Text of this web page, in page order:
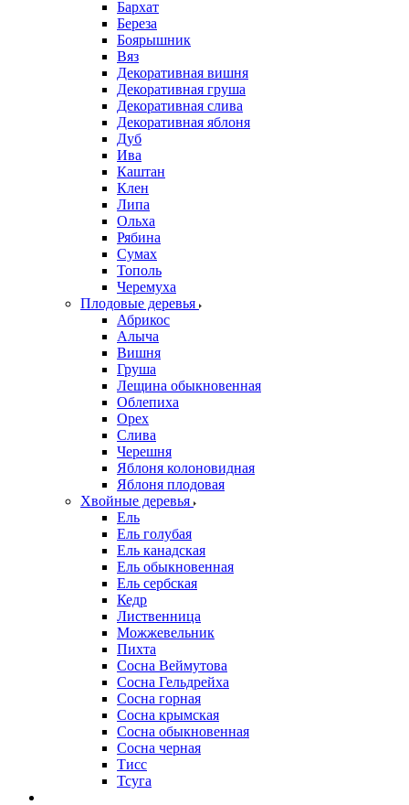
Бархат
Береза
Боярышник
Вяз
Декоративная вишня
Декоративная груша
Декоративная слива
Декоративная яблоня
Дуб
Ива
Каштан
Клен
Липа
Ольха
Рябина
Сумах
Тополь
Черемуха
Плодовые деревья
Абрикос
Алыча
Вишня
Груша
Лещина обыкновенная
Облепиха
Орех
Слива
Черешня
Яблоня колоновидная
Яблоня плодовая
Хвойные деревья
Ель
Ель голубая
Ель канадская
Ель обыкновенная
Ель сербская
Кедр
Лиственница
Можжевельник
Пихта
Сосна Веймутова
Сосна Гельдрейха
Сосна горная
Сосна крымская
Сосна обыкновенная
Сосна черная
Тисс
Тсуга